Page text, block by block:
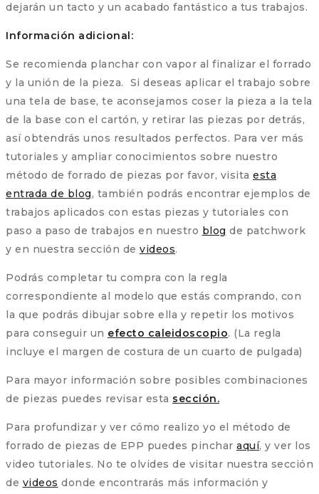
dejarán un tacto y un acabado fantástico a tus trabajos.
Información adicional:
Se recomienda planchar con vapor al finalizar el forrado
y la unión de la pieza. Si deseas aplicar el trabajo sobre
una tela de base, te aconsejamos coser la pieza a la tela
de la base con el cartón, y retirar las piezas por detrás,
así obtendrás unos resultados perfectos. Para ver más
tutoriales y ampliar conocimientos sobre nuestro
método de forrado de piezas por favor, visita esta
entrada de blog, también podrás encontrar ejemplos de
trabajos aplicados con estas piezas y tutoriales con
paso a paso de trabajos en nuestro blog de patchwork
y en nuestra sección de videos.
Podrás completar tu compra con la regla
correspondiente al modelo que estás comprando, con
la que podrás dibujar sobre ella y repetir los motivos
para conseguir un efecto caleidoscopio. (La regla
incluye el margen de costura de un cuarto de pulgada)
Para mayor información sobre posibles combinaciones
de piezas puedes revisar esta sección.
Para profundizar y ver cómo realizo yo el método de
forrado de piezas de EPP puedes pinchar aquí, y ver los
video tutoriales. No te olvides de visitar nuestra sección
de videos donde encontrarás más información y